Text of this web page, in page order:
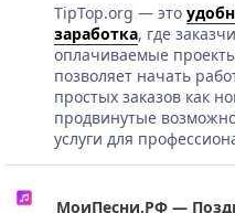
TipTop.org — это
заработка, где
оплачиваемые
позволяет начать
простых заказов как
продвинутые
услуги для
МоиПесни.РФ —